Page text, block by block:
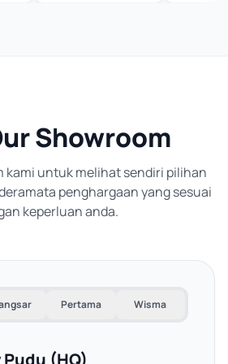
Showroom
kami untuk melihat sendiri pilihan
penghargaan yang sesuai
keperluan anda.
Pertama Wisma
(HQ)